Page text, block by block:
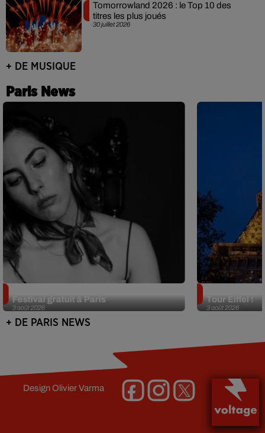
30 juillet 2026
Tomorrowland 2026 : le Top 10 des
titres les plus joués
+ DE MUSIQUE
Paris News
3 août 2026
Festival gratuit à Paris
3 août 2026
Tour Eiffel !
+ DE PARIS NEWS
DesignOlivier Varma